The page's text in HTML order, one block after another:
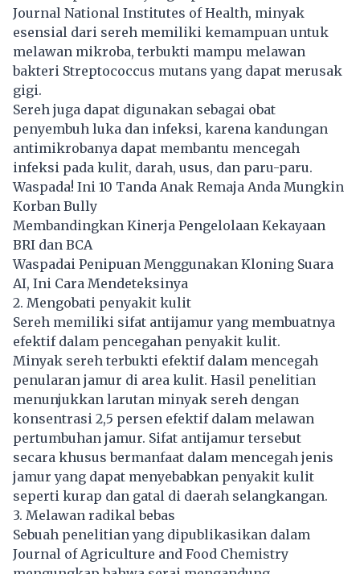
Journal National Institutes of Health, minyak
esensial dari sereh memiliki kemampuan untuk
melawan mikroba, terbukti mampu melawan
bakteri Streptococcus mutans yang dapat merusak
gigi.
Sereh juga dapat digunakan sebagai obat
penyembuh luka dan infeksi, karena kandungan
antimikrobanya dapat membantu mencegah
infeksi pada kulit, darah, usus, dan paru-paru.
Waspada! Ini 10 Tanda Anak Remaja Anda Mungkin
Korban Bully
Membandingkan Kinerja Pengelolaan Kekayaan
BRI dan BCA
Waspadai Penipuan Menggunakan Kloning Suara
AI, Ini Cara Mendeteksinya
2. Mengobati penyakit kulit
Sereh memiliki sifat antijamur yang membuatnya
efektif dalam pencegahan penyakit kulit.
Minyak sereh terbukti efektif dalam mencegah
penularan jamur di area kulit. Hasil penelitian
menunjukkan larutan minyak sereh dengan
konsentrasi 2,5 persen efektif dalam melawan
pertumbuhan jamur. Sifat antijamur tersebut
secara khusus bermanfaat dalam mencegah jenis
jamur yang dapat menyebabkan penyakit kulit
seperti kurap dan gatal di daerah selangkangan.
3. Melawan radikal bebas
Sebuah penelitian yang dipublikasikan dalam
Journal of Agriculture and Food Chemistry